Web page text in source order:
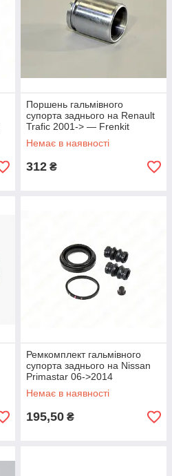
Поршень гальмівного
супорта заднього на Renault
Trafic 2001-> — Frenkit
(Іспанія) - P415101
Немає в наявності
312 ₴
Ремкомплект гальмівного
супорта заднього на Nissan
Primastar 06->2014
(41mm,TRW) — Frenkit
(Іспанія) - 241004
Немає в наявності
195,50 ₴